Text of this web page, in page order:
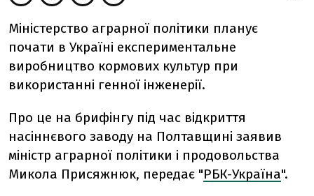
Міністерство аграрної політики планує
почати в Україні експериментальне
виробництво кормових культур при
використанні генної інженерії.
Про це на брифінгу під час відкриття
насіннєвого заводу на Полтавщині заявив
міністр аграрної політики і продовольства
Микола Присяжнюк, передає "РБК-Україна".